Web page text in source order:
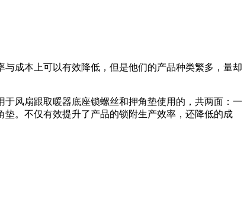
成本上可以有效降低，但是他们的产品种类繁多，量却
风扇跟取暖器底座锁螺丝和押角垫使用的，共两面：一
。不仅有效提升了产品的锁附生产效率，还降低的成